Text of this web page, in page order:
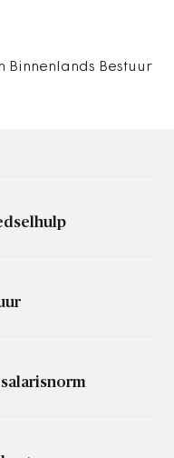
Binnenlands Bestuur